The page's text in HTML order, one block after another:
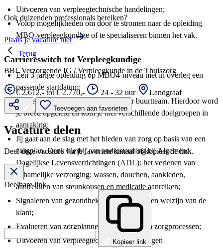
Uitvoeren van verpleegtechnische handelingen;
Volop mogelijkheden om door te stromen naar de opleiding
MBO-verpleegkundige of te specialiseren binnen het vak.
Carrièreswitch tot Verpleegkundige
Een 3-jarige opleiding op MBO4-niveau met in overleg een
passende startdatum;
Rouleer elk schooljaar naar een ander buurtteam. Hierdoor word
je breed opgeleid en kom je met verschillende doelgroepen in
aanraking;
Jij gaat aan de slag met het bieden van zorg op basis van een
zorgplan. Denk hierbij aan ondersteuning bij Algemene
Dagelijkse Levensverrichtingen (ADL): het verlenen van
lichamelijke verzorging: wassen, douchen, aankleden,
aantrekken van steunkousen en medicatie aanreiken;
Signaleren van gezondheidsveranderingen en welzijn van de
klant;
Evalueren van zorgplannen, verbeteren van zorgprocessen;
Uitvoeren van verpleegtechnische handelingen
Ook duizenden professionals bereiken?
Plaats je vacature hier
Terug
BBL Verzorgende IG / Verpleegkunde in de Thuiszorg
€ 2.612,- tot € 2.770,- 24 - 32 uur Landgraaf
Toevoegen aan favorieten
Vacature delen
Deel deze vacature via je favoriete kanaal of kopieer de link.
Deelbare link
Kopieer link